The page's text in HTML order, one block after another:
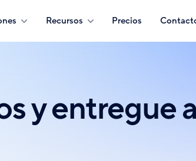
Recursos Precios
y entregue